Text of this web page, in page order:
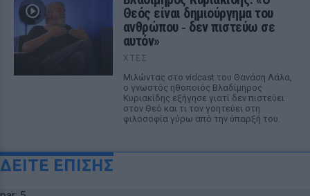
Θεός είναι δημιούργημα του
ανθρώπου ‑ δεν πιστεύω σε
αυτόν»
ΧΤΕΣ
Μιλώντας στο vidcast του Θανάση Λάλα,
ο γνωστός ηθοποιός Βλαδίμηρος
Κυριακίδης εξήγησε γιατί δεν πιστεύει
στον Θεό και τι τον γοητεύει στη
φιλοσοφία γύρω από την ύπαρξή του.
ΔΕΙΤΕ ΕΠΙΣΗΣ